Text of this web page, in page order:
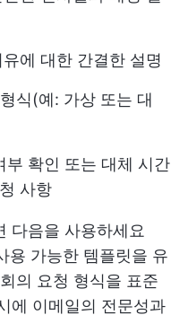
에 대한 간결한 설명
식(예: 가상 또는 대
부 확인 또는 대체 시간
사항
다음을 사용하세요
용 가능한 템플릿을 유
의 요청 형식을 표준
에 이메일의 전문성과